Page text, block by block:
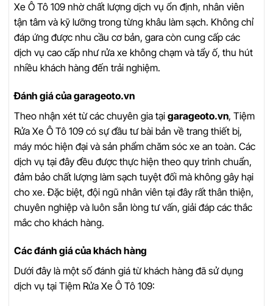
Xe Ô Tô 109 nhờ chất lượng dịch vụ ổn định, nhân viên
tận tâm và kỹ lưỡng trong từng khâu làm sạch. Không chỉ
đáp ứng được nhu cầu cơ bản, gara còn cung cấp các
dịch vụ cao cấp như rửa xe không chạm và tẩy ố, thu hút
nhiều khách hàng đến trải nghiệm.
Đánh giá của garageoto.vn
Theo nhận xét từ các chuyên gia tại garageoto.vn, Tiệm
Rửa Xe Ô Tô 109 có sự đầu tư bài bản về trang thiết bị,
máy móc hiện đại và sản phẩm chăm sóc xe an toàn. Các
dịch vụ tại đây đều được thực hiện theo quy trình chuẩn,
đảm bảo chất lượng làm sạch tuyệt đối mà không gây hại
cho xe. Đặc biệt, đội ngũ nhân viên tại đây rất thân thiện,
chuyên nghiệp và luôn sẵn lòng tư vấn, giải đáp các thắc
mắc cho khách hàng.
Các đánh giá của khách hàng
Dưới đây là một số đánh giá từ khách hàng đã sử dụng
dịch vụ tại Tiệm Rửa Xe Ô Tô 109: